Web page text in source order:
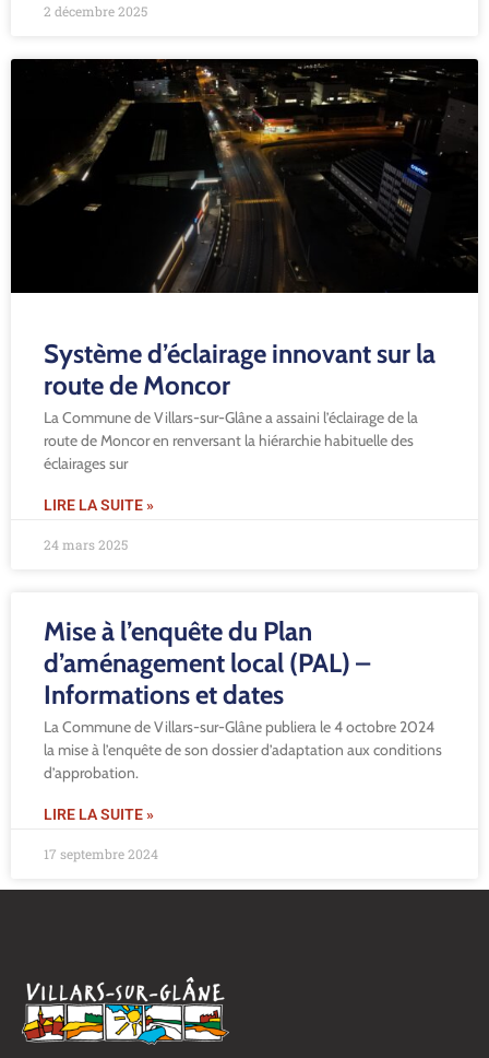
2 décembre 2025
Système d’éclairage innovant sur la
route de Moncor
La Commune de Villars-sur-Glâne a assaini l’éclairage de la
route de Moncor en renversant la hiérarchie habituelle des
éclairages sur
LIRE LA SUITE »
24 mars 2025
Mise à l’enquête du Plan
d’aménagement local (PAL) –
Informations et dates
La Commune de Villars-sur-Glâne publiera le 4 octobre 2024
la mise à l’enquête de son dossier d’adaptation aux conditions
d’approbation.
LIRE LA SUITE »
17 septembre 2024